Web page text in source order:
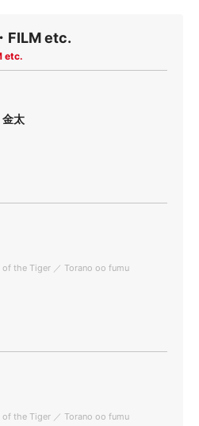
FILM etc.
etc.
金太
the Tiger ／ Torano oo fumu
the Tiger ／ Torano oo fumu